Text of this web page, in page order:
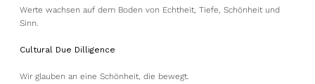
Werte wachsen auf dem Boden von Echtheit, Tiefe, Schönheit und
Sinn.
Cultural Due Dilligence
Wir glauben an eine Schönheit, die bewegt.